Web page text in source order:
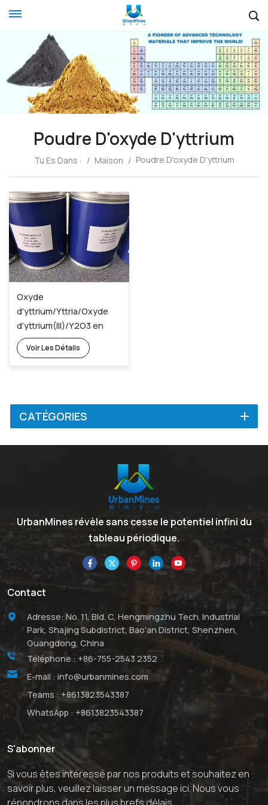
Poudre D'oxyde D'yttrium
Tu Es Dans : / Maison / Poudre D'oxyde D'yttrium
Oxyde
d'yttrium/Yttria/Oxyde
d'yttrium(III)/Y2O3 en
poudre 1314-36-9
Voir Les Détails
CATÉGORIES
UrbanMines révèle sans cesse le potentiel infini du
tableau périodique.
Contact
Adresse: No. 11, Bld. C, Hengmingzhu Tech. Industrial
Park, Shajing Subdistrict, Bao'an District, Shenzhen,
Guangdong, China
Téléphone : +86-755-2543 2352
E-mail : info@urbanmines.com
Teams : +8613823543387
WhatsApp : +8613823543387
S'abonner
Si vous êtes intéressé par nos produits et souhaitez en
savoir plus, veuillez laisser un message ici. Nous vous
répondrons dans les plus brefs délais.